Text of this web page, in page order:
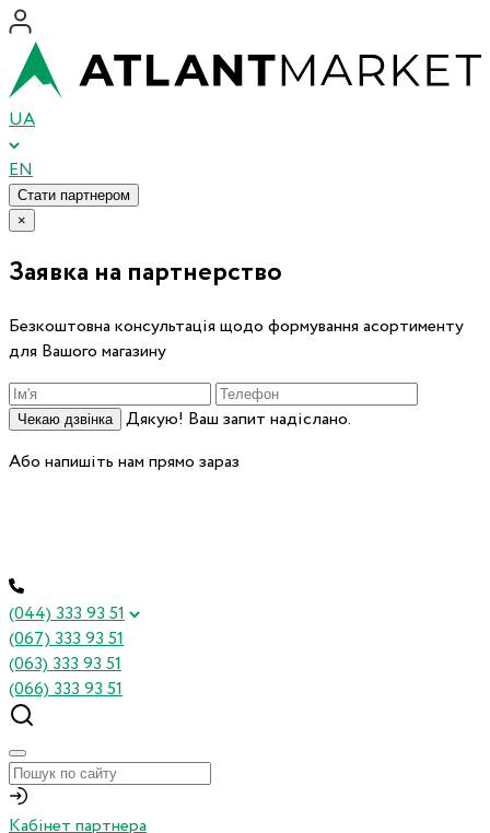
UA
EN
Стати партнером
×
Заявка на партнерство
Безкоштовна консультація щодо формування асортименту
для Вашого магазину
Чекаю дзвінка
Дякую! Ваш запит надіслано.
Або напишіть нам прямо зараз
(044) 333 93 51
(067) 333 93 51
(063) 333 93 51
(066) 333 93 51
Кабінет партнера